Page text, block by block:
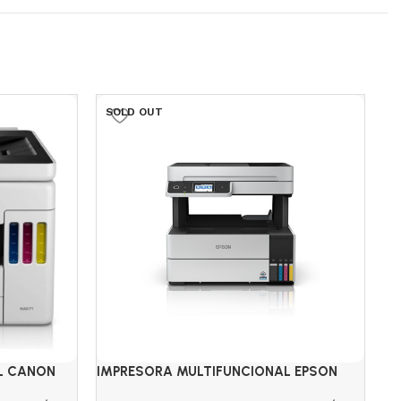
CANON
SOLD OUT
IMPRESORA MULTIFUNCIONAL EPSON